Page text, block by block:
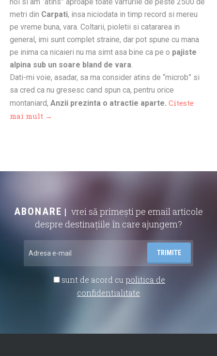
noi si am “atins” aproape toate varfurile de peste 2500 de
metri din Carpati, insa niciodata in timp record si mereu
pe vreme buna, vara. Coltarii, pioletii si catararea in
general, imi sunt complet straine, dar pot spune cu mana
pe inima ca nicaieri nu ma simt asa bine ca pe o pajiste
alpina sub un soare bland de vara.
Dati-mi voie, asadar, sa ma consider atins de “microb” si
sa cred ca nu gresesc cand spun ca, pentru orice
montaniard, Anzii prezinta o atractie aparte. Citeste
mai mult →
ABONARE
vrei să primești pe email articole
despre destinațiile în care ajungem?
sunt de acord cu politica de
confidentialitate